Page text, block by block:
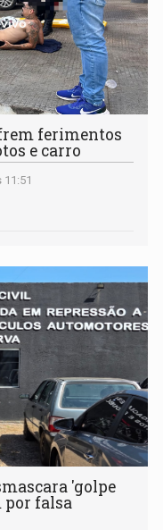
ferimentos
e carro
'golpe
por falsa